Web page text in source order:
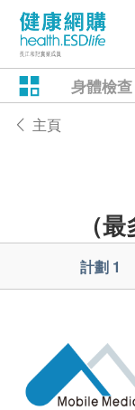
身體檢查
主頁
（
計劃 1